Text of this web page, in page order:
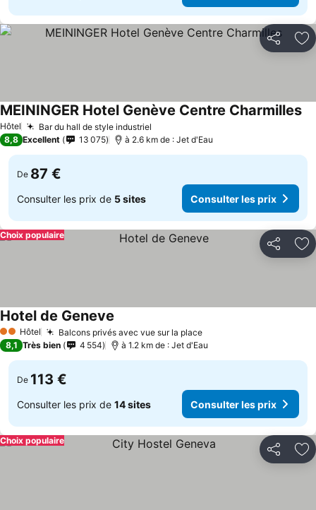
Partager
Hôtel Bar du hall de style industriel
MEININGER Hotel Genève Centre Charmilles
8,8 Excellent 13 075 à 2.6 km de : Jet d'Eau
De 87 €
Consulter les prix de 5 sites Consulter les prix
Partager
Choix populaire
2 Étoiles
Hôtel Balcons privés avec vue sur la place
Hotel de Geneve
8,1 Très bien 4 554 à 1.2 km de : Jet d'Eau
De 113 €
Consulter les prix de 14 sites Consulter les prix
Partager
Choix populaire